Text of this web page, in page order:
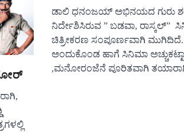
ಡಾಲಿ ಧನಂಜಯ್ ಅಭಿನಯದ ಗುರು
ನಿರ್ದೇಶಿಸಿರುವ ” ಬಡವಾ, ರಾಸ್ಕಲ್”
ಚಿತ್ರೀಕರಣ ಸಂಪೂರ್ಣವಾಗಿ ಮುಗಿದಿದೆ.
ಅಂದುಕೊಂಡ ಹಾಗೆ ಸಿನಿಮಾ
,ಮನೋರಂಜೆನೆ ಪೂರಿತವಾಗಿ